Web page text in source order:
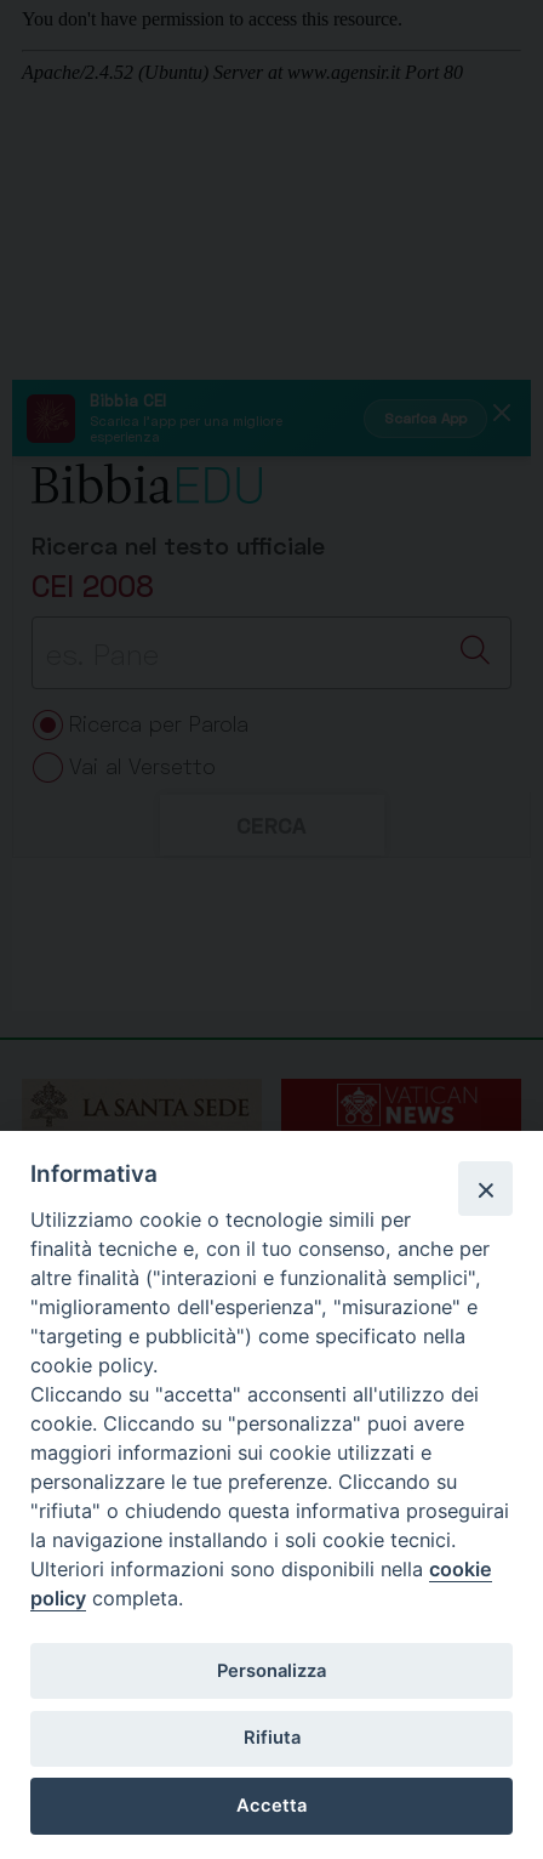
Ufficio Amministrativo, Ufficio Economato)
Informativa
Utilizziamo cookie o tecnologie simili per
finalità tecniche e, con il tuo consenso, anche per
altre finalità ("interazioni e funzionalità semplici",
"miglioramento dell'esperienza", "misurazione" e
"targeting e pubblicità") come specificato nella
cookie policy.
Cliccando su "accetta" acconsenti all'utilizzo dei
cookie. Cliccando su "personalizza" puoi avere
maggiori informazioni sui cookie utilizzati e
personalizzare le tue preferenze. Cliccando su
"rifiuta" o chiudendo questa informativa proseguirai
la navigazione installando i soli cookie tecnici.
Ulteriori informazioni sono disponibili nellacookie
policy completa.
Personalizza
Rifiuta
Accetta